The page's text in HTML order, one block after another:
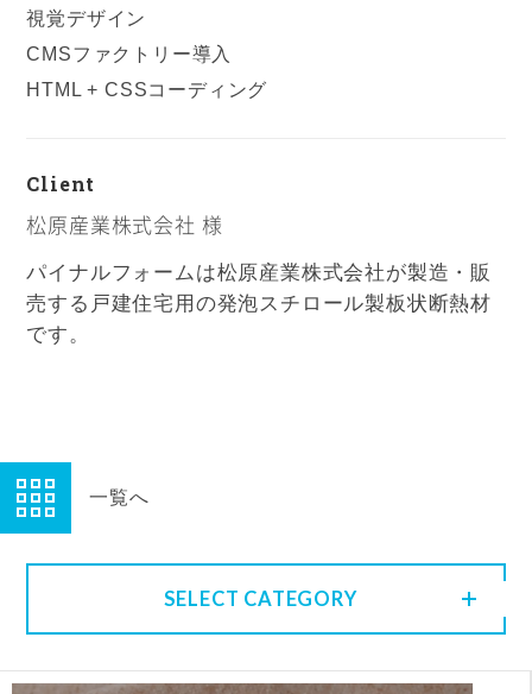
視覚デザイン
CMSファクトリー導入
HTML + CSSコーディング
Client
松原産業株式会社 様
パイナルフォームは松原産業株式会社が製造・販
売する戸建住宅用の発泡スチロール製板状断熱材
です。
一覧へ
SELECT CATEGORY